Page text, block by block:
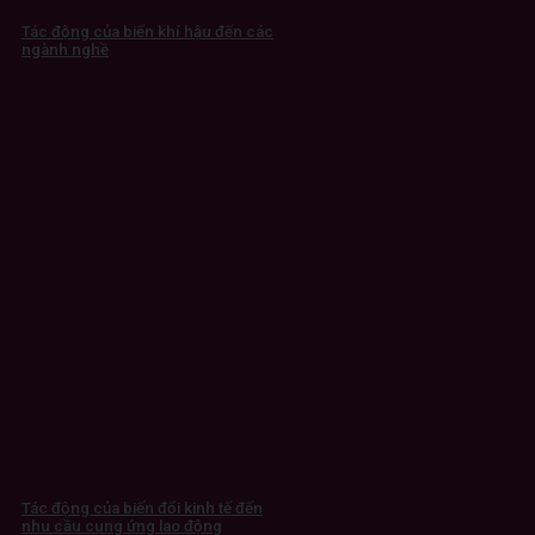
Tác động của biến khí hậu đến các
ngành nghề
Tác động của biến đổi kinh tế đến
nhu cầu cung ứng lao động